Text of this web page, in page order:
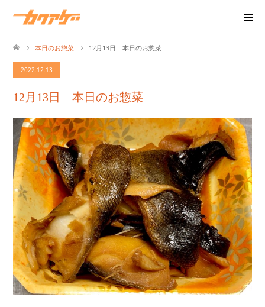
本日のお惣菜 12月13日 本日のお惣菜
2022.12.13
12月13日 本日のお惣菜